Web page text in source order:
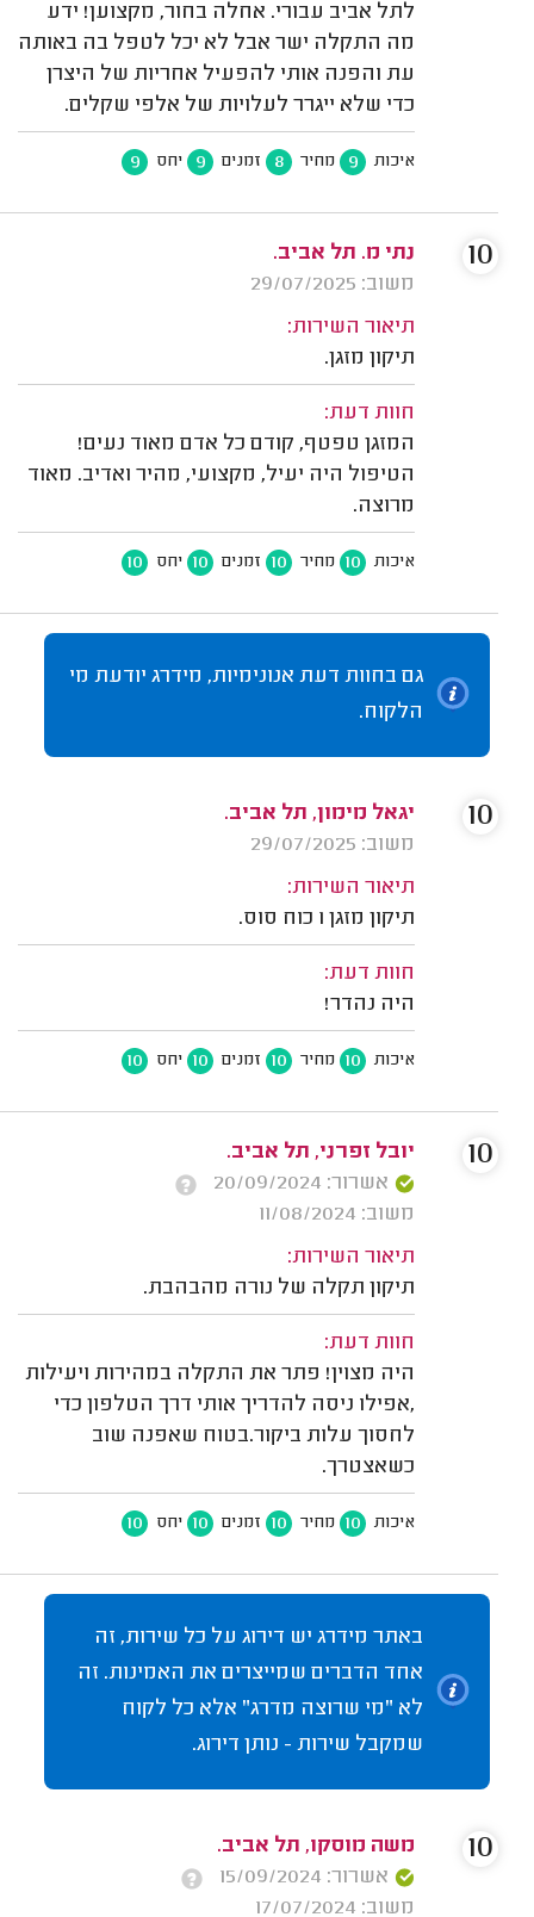
לתל אביב עבורי. אחלה בחור, מקצוען! ידע
מה התקלה ישר אבל לא יכל לטפל בה באותה
עת והפנה אותי להפעיל אחריות של היצרן
כדי שלא ייגרר לעלויות של אלפי שקלים.
איכות 9 מחיר 8 זמנים 9 יחס 9
נתי מ. תל אביב.
משוב: 29/07/2025
תיאור השירות:
תיקון מזגן.
חוות דעת:
המזגן טפטף, קודם כל אדם מאוד נעים!
הטיפול היה יעיל, מקצועי, מהיר ואדיב. מאוד
מרוצה.
איכות 10 מחיר 10 זמנים 10 יחס 10
10
גם בחוות דעת אנונימיות, מידרג יודעת מי
הלקוח.
יגאל מימון, תל אביב.
משוב: 29/07/2025
תיאור השירות:
תיקון מזגן 1 כוח סוס.
חוות דעת:
היה נהדר!
איכות 10 מחיר 10 זמנים 10 יחס 10
10
יובל זפרני, תל אביב.
אשרור: 20/09/2024
משוב: 11/08/2024
תיאור השירות:
תיקון תקלה של נורה מהבהבת.
חוות דעת:
היה מצוין! פתר את התקלה במהירות ויעילות
,אפילו ניסה להדריך אותי דרך הטלפון כדי
לחסוך עלות ביקור.בטוח שאפנה שוב
כשאצטרך.
איכות 10 מחיר 10 זמנים 10 יחס 10
10
באתר מידרג יש דירוג על כל שירות, זה
אחד הדברים שמייצרים את האמינות. זה
לא "מי שרוצה מדרג" אלא כל לקוח
שמקבל שירות - נותן דירוג.
משה מוסקו, תל אביב.
אשרור: 15/09/2024
משוב: 17/07/2024
10